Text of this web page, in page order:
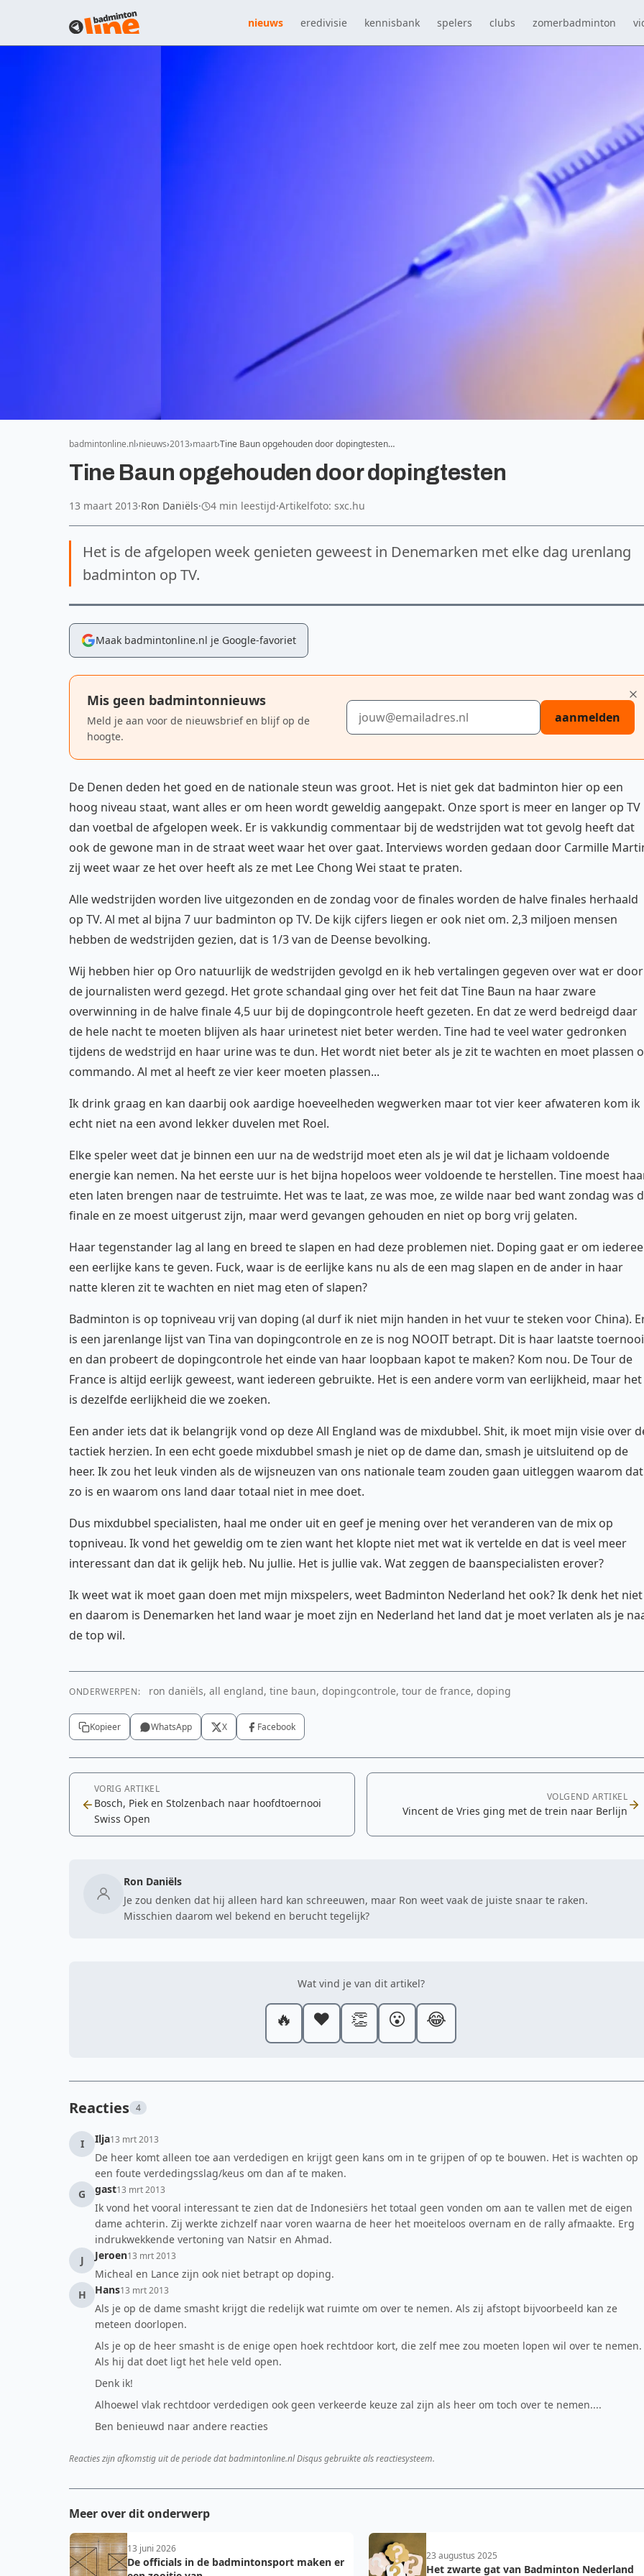
nieuws eredivisie kennisbank spelers clubs zomerbadminton
badmintonline.nl nieuws 2013 maart Tine Baun opgehouden door dopingtesten…
Tine Baun opgehouden door dopingtesten
13 maart 2013·Ron Daniëls· 4 min leestijd·Artikelfoto: sxc.hu
Het is de afgelopen week genieten geweest in Denemarken met elke dag urenlang
badminton op TV.
Maak badmintonline.nl je Google-favoriet
Mis geen badmintonnieuws
Meld je aan voor de nieuwsbrief en blijf op de
hoogte.
E-mailadres
aanmelden
De Denen deden het goed en de nationale steun was groot. Het is niet gek dat badminton hier op een
hoog niveau staat, want alles er om heen wordt geweldig aangepakt. Onze sport is meer en langer op TV
dan voetbal de afgelopen week. Er is vakkundig commentaar bij de wedstrijden wat tot gevolg heeft dat
ook de gewone man in de straat weet waar het over gaat. Interviews worden gedaan door Carmille
zij weet waar ze het over heeft als ze met Lee Chong Wei staat te praten.
Alle wedstrijden worden live uitgezonden en de zondag voor de finales worden de halve finales herhaald
op TV. Al met al bijna 7 uur badminton op TV. De kijk cijfers liegen er ook niet om. 2,3 miljoen mensen
hebben de wedstrijden gezien, dat is 1/3 van de Deense bevolking.
Wij hebben hier op Oro natuurlijk de wedstrijden gevolgd en ik heb vertalingen gegeven over wat er door
de journalisten werd gezegd. Het grote schandaal ging over het feit dat Tine Baun na haar zware
overwinning in de halve finale 4,5 uur bij de dopingcontrole heeft gezeten. En dat ze werd bedreigd daar
de hele nacht te moeten blijven als haar urinetest niet beter werden. Tine had te veel water gedronken
tijdens de wedstrijd en haar urine was te dun. Het wordt niet beter als je zit te wachten en moet plassen
commando. Al met al heeft ze vier keer moeten plassen...
Ik drink graag en kan daarbij ook aardige hoeveelheden wegwerken maar tot vier keer afwateren kom ik
echt niet na een avond lekker duvelen met Roel.
Elke speler weet dat je binnen een uur na de wedstrijd moet eten als je wil dat je lichaam voldoende
energie kan nemen. Na het eerste uur is het bijna hopeloos weer voldoende te herstellen. Tine moest
eten laten brengen naar de testruimte. Het was te laat, ze was moe, ze wilde naar bed want zondag was
finale en ze moest uitgerust zijn, maar werd gevangen gehouden en niet op borg vrij gelaten.
Haar tegenstander lag al lang en breed te slapen en had deze problemen niet. Doping gaat er om
een eerlijke kans te geven. Fuck, waar is de eerlijke kans nu als de een mag slapen en de ander in haar
natte kleren zit te wachten en niet mag eten of slapen?
Badminton is op topniveau vrij van doping (al durf ik niet mijn handen in het vuur te steken voor China).
is een jarenlange lijst van Tina van dopingcontrole en ze is nog NOOIT betrapt. Dit is haar laatste toernooi
en dan probeert de dopingcontrole het einde van haar loopbaan kapot te maken? Kom nou. De Tour de
France is altijd eerlijk geweest, want iedereen gebruikte. Het is een andere vorm van eerlijkheid, maar het
is dezelfde eerlijkheid die we zoeken.
Een ander iets dat ik belangrijk vond op deze All England was de mixdubbel. Shit, ik moet mijn visie over
tactiek herzien. In een echt goede mixdubbel smash je niet op de dame dan, smash je uitsluitend op de
heer. Ik zou het leuk vinden als de wijsneuzen van ons nationale team zouden gaan uitleggen waarom dat
zo is en waarom ons land daar totaal niet in mee doet.
Dus mixdubbel specialisten, haal me onder uit en geef je mening over het veranderen van de mix op
topniveau. Ik vond het geweldig om te zien want het klopte niet met wat ik vertelde en dat is veel meer
interessant dan dat ik gelijk heb. Nu jullie. Het is jullie vak. Wat zeggen de baanspecialisten erover?
Ik weet wat ik moet gaan doen met mijn mixspelers, weet Badminton Nederland het ook? Ik denk het niet
en daarom is Denemarken het land waar je moet zijn en Nederland het land dat je moet verlaten als je
de top wil.
ONDERWERPEN: ron daniëls, all england, tine baun, dopingcontrole, tour de france, doping
Kopieer WhatsApp X Facebook
VORIG ARTIKEL
Bosch, Piek en Stolzenbach naar hoofdtoernooi
Swiss Open
VOLGEND ARTIKEL
Vincent de Vries ging met de trein naar Berlijn
Ron Daniëls
Je zou denken dat hij alleen hard kan schreeuwen, maar Ron weet vaak de juiste snaar te raken.
Misschien daarom wel bekend en berucht tegelijk?
Wat vind je van dit artikel?
🔥 ❤️ 👏 😮 😂
Reacties 4
I Ilja13 mrt 2013
De heer komt alleen toe aan verdedigen en krijgt geen kans om in te grijpen of op te bouwen. Het is wachten op
een foute verdedingsslag/keus om dan af te maken.
G
gast13 mrt 2013
Ik vond het vooral interessant te zien dat de Indonesiërs het totaal geen vonden om aan te vallen met de eigen
dame achterin. Zij werkte zichzelf naar voren waarna de heer het moeiteloos overnam en de rally afmaakte. Erg
indrukwekkende vertoning van Natsir en Ahmad.
J
Jeroen13 mrt 2013
Micheal en Lance zijn ook niet betrapt op doping.
H
Hans13 mrt 2013
Als je op de dame smasht krijgt die redelijk wat ruimte om over te nemen. Als zij afstopt bijvoorbeeld kan ze
meteen doorlopen.
Als je op de heer smasht is de enige open hoek rechtdoor kort, die zelf mee zou moeten lopen wil over te nemen.
Als hij dat doet ligt het hele veld open.
Denk ik!
Alhoewel vlak rechtdoor verdedigen ook geen verkeerde keuze zal zijn als heer om toch over te nemen....
Ben benieuwd naar andere reacties
Reacties zijn afkomstig uit de periode dat badmintonline.nl Disqus gebruikte als reactiesysteem.
Meer over dit onderwerp
13 juni 2026
De officials in de badmintonsport maken er
23 augustus 2025
Het zwarte gat van Badminton Nederland